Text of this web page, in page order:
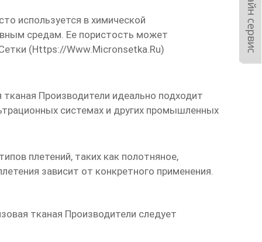
используется в химической
средам. Ее пористость может
(Https://www.micronsetka.ru)
тканая Производители идеально подходит
системах и других промышленных
плетений, таких как полотняное,
зависит от конкретного применения.
тканая Производители следует